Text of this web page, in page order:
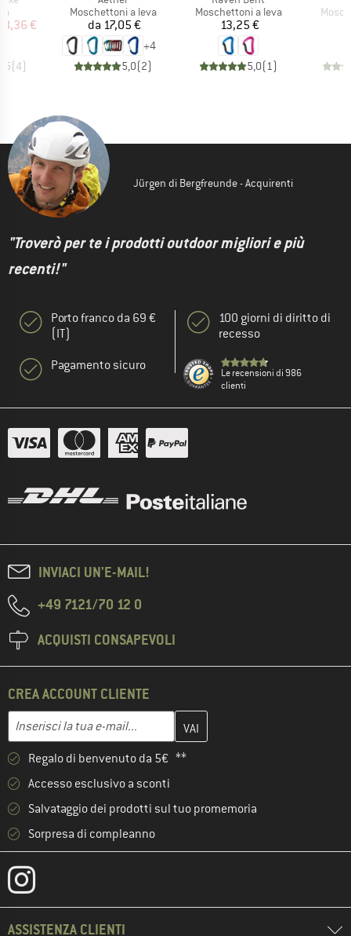
prodotti
ridotto
€
(4)
Gruppo di prodotti
Moschettoni a leva
Prezzo
da 17,05 €
+4
5,0(2)
Gruppo di prodotti
Moschettoni a leva
Prezzo
13,25 €
5,0( 1)
Jürgen di Bergfreunde - Acquirenti
"Troverò per te i prodotti outdoor migliori e più
recenti!"
Porto franco da 69 €
(IT)
Pagamento sicuro
100 giorni di diritto di
recesso
Le recensioni di 986
clienti
INVIACI UN'E-MAIL!
+49 7121/70 12 0
ACQUISTI CONSAPEVOLI
CREA ACCOUNT CLIENTE
Indirizzo e-mail
Inserisci qui il tuo indirizzo e-mail e crea il tuo account cliente
Regalo di benvenuto da 5€ **
Accesso esclusivo a sconti
Salvataggio dei prodotti sul tuo promemoria
Sorpresa di compleanno
ASSISTENZA CLIENTI